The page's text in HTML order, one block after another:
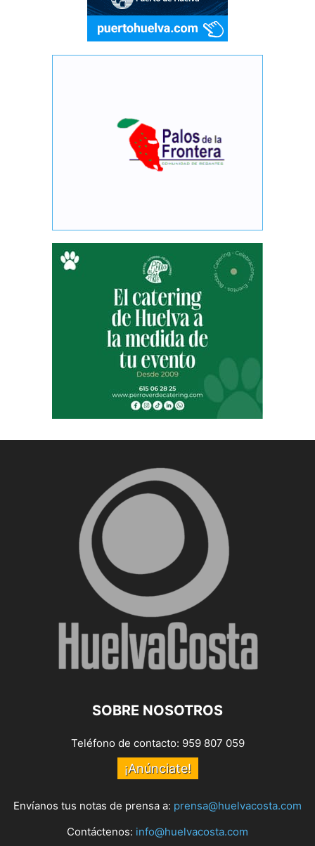
SOBRE NOSOTROS
Teléfono de contacto: 959 807 059
¡Anúnciate!
Envíanos tus notas de prensa a: prensa@huelvacosta.com
Contáctenos: info@huelvacosta.com